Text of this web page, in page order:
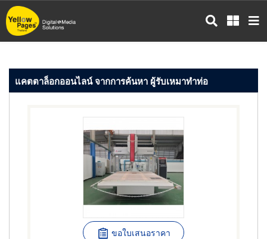
ข้าม
ไป
หลัก
แคตตาล็อกออนไลน์ จากการค้นหา ผู้รับเหมาทำท่อ
ขอใบเสนอราคา